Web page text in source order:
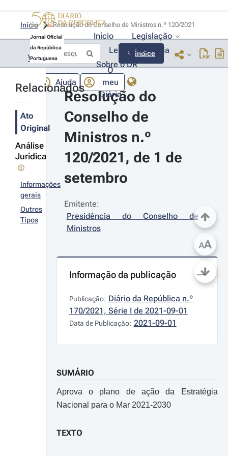
Jornal Oficial
da República
Portuguesa
Início
Legislação
Lexionário
Lia
Sobre o DR
Ajuda
O
meu
Diário
Início
Voltar Índice
Relacionados
Ato
Original
Análise
Jurídica
Informações
gerais
Outros
Tipos
Resolução do
Conselho de
Ministros n.º
120/2021, de 1 de
setembro
Emitente:
Presidência do Conselho de
Ministros
Informação da publicação
Publicação: Diário da República n.º
170/2021, Série I de 2021-09-01
Data de Publicação: 2021-09-01
SUMÁRIO
Aprova o plano de ação da Estratégia
Nacional para o Mar 2021-2030
TEXTO
AA